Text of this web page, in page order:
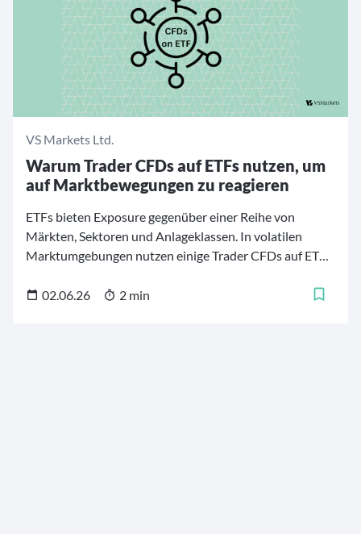
VS Markets Ltd.
Warum Trader CFDs auf ETFs nutzen, um
auf Marktbewegungen zu reagieren
ETFs bieten Exposure gegenüber einer Reihe von
Märkten, Sektoren und Anlageklassen. In volatilen
Marktumgebungen nutzen einige Trader CFDs auf ETFs,
kurzfristiges Marktexposure aufzubauen, ohne den
02.06.26 2 min